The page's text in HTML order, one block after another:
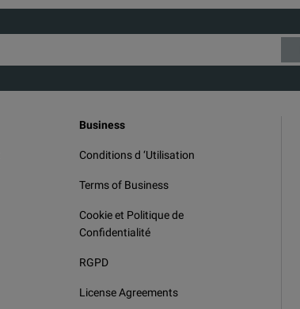
Business
Conditions d ‘Utilisation
Terms of Business
Cookie et Politique de
Confidentialité
RGPD
License Agreements